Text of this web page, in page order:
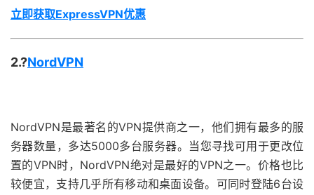
立即获取ExpressVPN优惠
2.?NordVPN
NordVPN是最著名的VPN提供商之一，他们拥有最多的服
务器数量，多达5000多台服务器。当您寻找可用于更改位
置的VPN时，NordVPN绝对是最好的VPN之一。价格也比
较便宜，支持几乎所有移动和桌面设备。可同时登陆6台设